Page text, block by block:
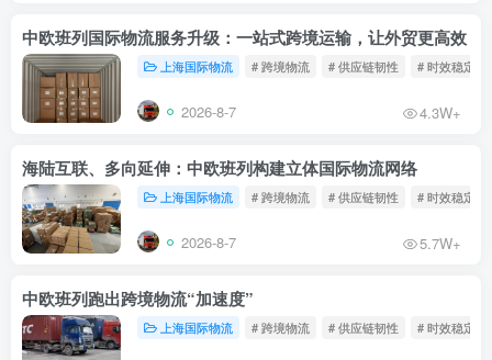
中欧班列国际物流服务升级：一站式跨境运输，让外贸更高效
上海国际物流 # 跨境物流 # 供应链韧性 # 时效稳定
2026-8-7 4.3W+
海陆互联、多向延伸：中欧班列构建立体国际物流网络
上海国际物流 # 跨境物流 # 供应链韧性 # 时效稳定
2026-8-7 5.7W+
中欧班列跑出跨境物流“加速度”
上海国际物流 # 跨境物流 # 供应链韧性 # 时效稳定